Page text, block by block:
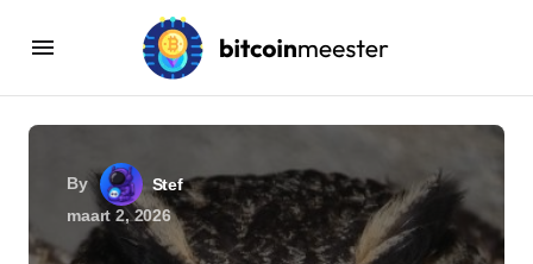
By
Stef
maart 2, 2026